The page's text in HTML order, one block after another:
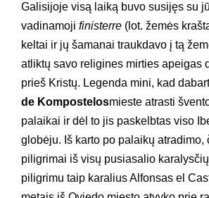
Galisijoje visą laiką buvo susijęs su
vadinamoji finisterre (lot. žemės
keltai ir jų šamanai traukdavo į tą
atliktų savo religines mirties apeigas
prieš Kristų. Legenda mini, kad
de Kompostelosmieste atrasti
palaikai ir dėl to jis paskelbtas viso
globėju. Iš karto po palaikų atradimo,
piligrimai iš visų pusiasalio
piligrimu taip karalius Alfonsas el